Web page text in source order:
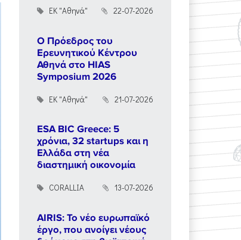
ΕΚ "Αθηνά" 22-07-2026
Ο Πρόεδρος του
Ερευνητικού Κέντρου
Αθηνά στο HIAS
Symposium 2026
ΕΚ "Αθηνά" 21-07-2026
ESA BIC Greece: 5
χρόνια, 32 startups και η
Ελλάδα στη νέα
διαστημική οικονομία
CORALLIA 13-07-2026
AIRIS: Το νέο ευρωπαϊκό
έργο, που ανοίγει νέους